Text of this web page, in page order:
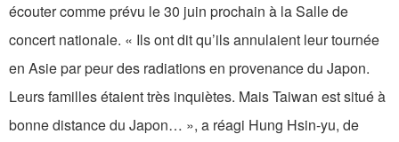
écouter comme prévu le 30 juin prochain à la Salle de
concert nationale. « Ils ont dit qu’ils annulaient leur tournée
en Asie par peur des radiations en provenance du Japon.
Leurs familles étaient très inquiètes. Mais Taiwan est situé à
bonne distance du Japon… », a réagi Hung Hsin-yu, de